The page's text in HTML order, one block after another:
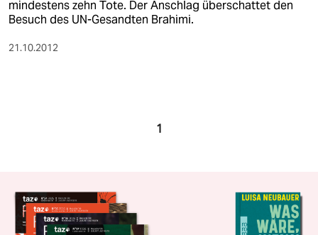
mindestens zehn Tote. Der Anschlag überschattet den
Besuch des UN-Gesandten Brahimi.
21.10.2012
1